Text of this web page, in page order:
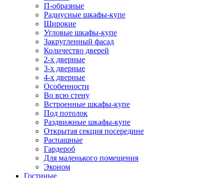
П-образные
Радиусные шкафы-купе
Широкие
Угловые шкафы-купе
Закругленный фасад
Количество дверей
2-х дверные
3-х дверные
4-х дверные
Особенности
Во всю стену
Встроенные шкафы-купе
Под потолок
Раздвижные шкафы-купе
Открытая секция посередине
Распашные
Гардероб
Для маленького помещения
Эконом
Гостиные